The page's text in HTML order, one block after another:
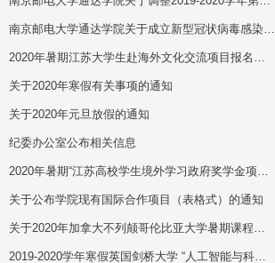
南京邮电大学通达学院关于成立新型冠状病毒感染的肺炎疫情防控工作领导小组的通知
2020年暑期江苏大学生赴海外文化交流项目报名通知
关于2020年寒假有关事项的通知
关于2020年元旦放假的通知
纪委办公室公布相关信息
2020年暑期“江苏高校学生境外学习政府奖学金项目”预报名的通知
关于公布学院现有国际合作项目（表格式）的通知
关于2020年加拿大不列颠哥伦比亚大学暑期课程项目报名通知
2019-2020学年寒假英国剑桥大学 “人工智能与科技创新”和“全球商业与创新”交流项目报名通知